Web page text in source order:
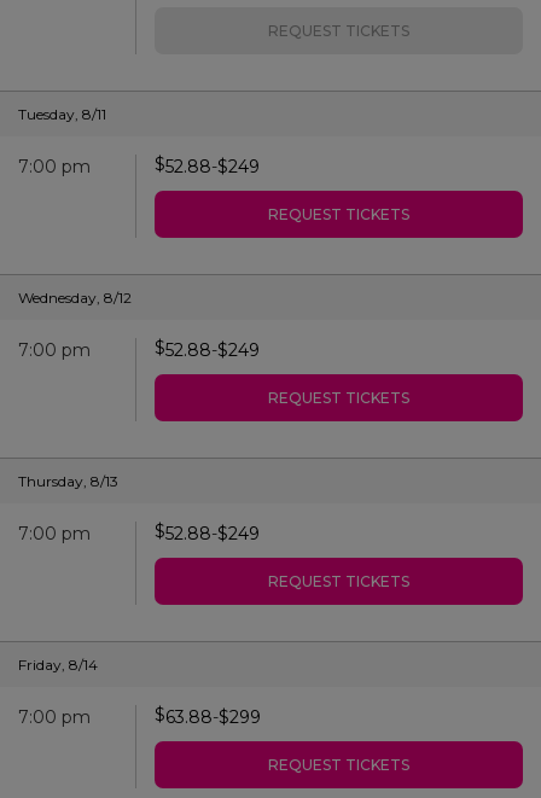
REQUEST TICKETS
Tuesday, 8/11
7:00 pm $52.88-$249
REQUEST TICKETS
Wednesday, 8/12
7:00 pm $52.88-$249
REQUEST TICKETS
Thursday, 8/13
7:00 pm $52.88-$249
REQUEST TICKETS
Friday, 8/14
7:00 pm $63.88-$299
REQUEST TICKETS